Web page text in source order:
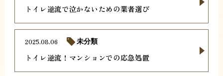
トイレ逆流で泣かないための業者選び
トイレ逆流！マンションでの応急処置
2025.08.06 未分類